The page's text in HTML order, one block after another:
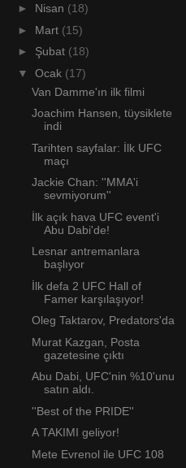
► Nisan (18)
► Mart (15)
► Şubat (18)
▼ Ocak (17)
Van Damme'ın ilk filmi
Joachim Hansen, tüysiklete
indi
Tarihten sayfalar: İlk UFC
maçı
Jackie Chan: ''MMA'i
sevmiyorum''
İlk açık hava UFC event'i
Abu Dabi'de!
Lesnar antremanlara
başlıyor
İlk defa 2 UFC Hall of
Famer karşılaşıyor!
Oleg Taktarov, Predators'da
Murat Kazgan, Posta
gazetesine çıktı
Abu Dabi, UFC'nin %10'unu
satın aldı.
''Best of the PRIDE''
A TAKIMI geliyor!
Mete Evrenol ile UFC 108